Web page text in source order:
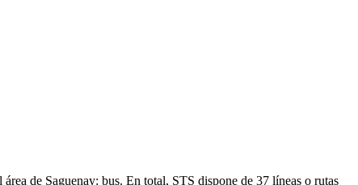
de Saguenay: bus. En total, STS dispone de 37 líneas o rutas